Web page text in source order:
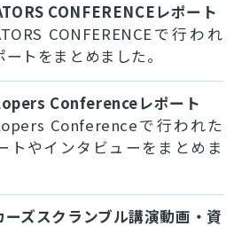
CONFERENCEレポート
CONFERENCEで行われ
トをまとめました。
Conferenceレポート
Conferenceで行われた
トやインタビューをまとめま
ーズスクランブル講演動画・資